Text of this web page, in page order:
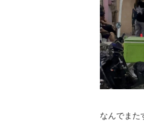
なんでまた